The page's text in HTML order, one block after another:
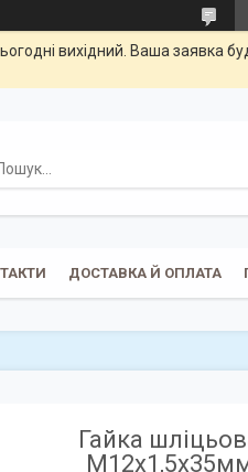
вихідний. Ваша заявка
ДОСТАВКА Й ОПЛАТА
Гайка